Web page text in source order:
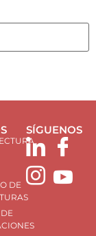
DE
SÍGUENOS